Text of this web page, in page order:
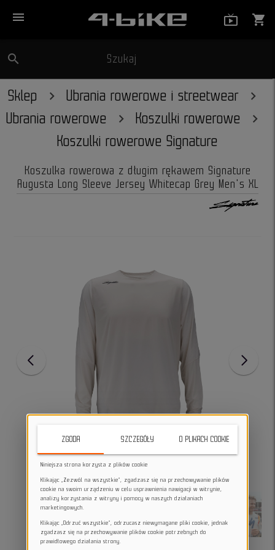
menu shopping_cart
search Szukaj
Sklep
Ubrania rowerowe i streetwear
Ubrania rowerowe
Koszulki rowerowe
Koszulki rowerowe Signature
Koszulka rowerowa z długim rękawem Signature
Augusta Long Sleeve Jersey Whitecap Grey Men's XL
ZGODA SZCZEGÓŁY O PLIKACH COOKIE
Niniejsza strona korzysta z plików cookie
Klikając „Zezwól na wszystkie”, zgadzasz się na przechowywanie plików
cookie na swoim urządzeniu w celu usprawnienia nawigacji w witrynie,
analizy korzystania z witryny i pomocy w naszych działaniach
marketingowych.
Klikając „Odrzuć wszystkie”, odrzucasz niewymagane pliki cookie, jednak
zgadzasz się na przechowywanie plików cookie potrzebnych do
prawidłowego działania strony.